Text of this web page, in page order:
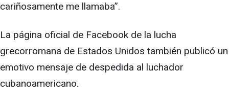
cariñosamente me llamaba”.
La página oficial de Facebook de la lucha
grecorromana de Estados Unidos también publicó un
emotivo mensaje de despedida al luchador
cubanoamericano.